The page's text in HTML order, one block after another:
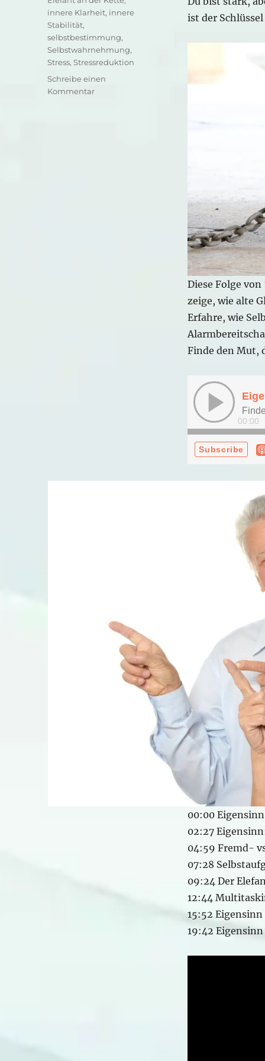
ist der
Diese Folge
zeige, wie alte
Erfahre, wie
Finde den Mut,
00:00
02:27
04:59 Fremd-
07:28
09:24 Der
12:44
15:52
19:42
innere Klarheit, innere
Stabilität,
selbstbestimmung,
Selbstwahrnehmung,
Stress,Stressreduktion
Schreibe einen
Kommentarzu